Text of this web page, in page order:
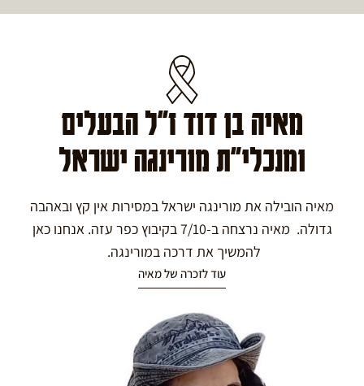
מאיה בן דוד ז"ל הבעלים
ומנכלי"ת מורינגה ישראל
מאיה הובילה את מורינגה ישראל במסירות אין קץ ובאהבה
גדולה. מאיה נרצחה ב-7/10 בקיבוץ כפר עזה. אנחנו כאן
להמשיך את דרכה במורינגה.
עוד לזכרה של מאיה